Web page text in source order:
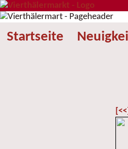
Startseite
[<<]